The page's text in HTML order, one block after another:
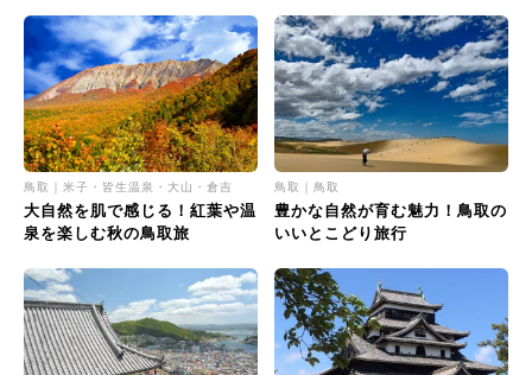
鳥取｜米子・皆生温泉・大山・倉吉
大自然を肌で感じる！紅葉や温
泉を楽しむ秋の鳥取旅
鳥取｜鳥取
豊かな自然が育む魅力！鳥取の
いいとこどり旅行